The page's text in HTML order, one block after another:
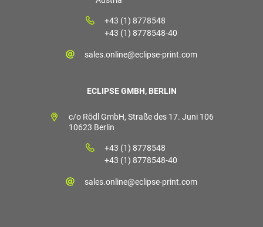
+43 (1) 8778548
+43 (1) 8778548-40
sales.online@eclipse-print.com
ECLIPSE GMBH, BERLIN
c/o Rödl GmbH, Straße des 17. Juni 106
10623 Berlin
+43 (1) 8778548
+43 (1) 8778548-40
sales.online@eclipse-print.com